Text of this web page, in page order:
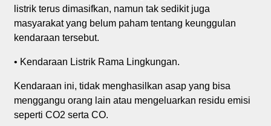
listrik terus dimasifkan, namun tak sedikit juga
masyarakat yang belum paham tentang keunggulan
kendaraan tersebut.
• Kendaraan Listrik Rama Lingkungan.
Kendaraan ini, tidak menghasilkan asap yang bisa
menggangu orang lain atau mengeluarkan residu emisi
seperti CO2 serta CO.